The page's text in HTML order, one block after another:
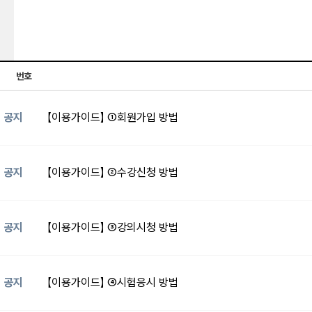
번호
공지 【이용가이드】 ①회원가입 방법
공지 【이용가이드】 ②수강신청 방법
공지 【이용가이드】 ③강의시청 방법
공지 【이용가이드】 ④시험응시 방법